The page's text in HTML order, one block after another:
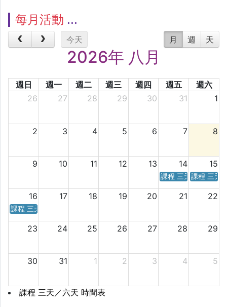
每月活動
今天 月 週 天
2026年 八月
週日 週一 週二 週三 週四 週五
週六
26
27 28 29 30 31 1
2 3 4 5 6 7 8
9 10 11 12 13 14 15
課程 三天／六天 時
課程 三天
16 17 18 19 20 21 22
課程 三天／六天 時間表
23 24 25 26 27 28 29
30 31 1 2 3 4 5
課程 三天／六天 時間表